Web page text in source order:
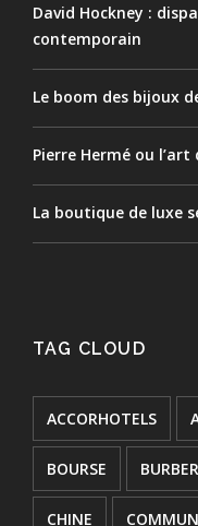
David Hockney :
contemporain
Le boom des bijoux
Pierre Hermé ou
La boutique de luxe
TAG CLOUD
ACCORHOTELS
BOURSE
CHINE